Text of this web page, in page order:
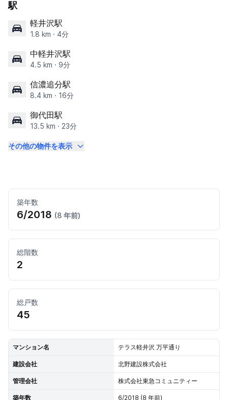
駅
軽井沢駅
1.8 km · 4分
中軽井沢駅
4.5 km · 9分
信濃追分駅
8.4 km · 16分
御代田駅
13.5 km · 23分
その他の物件を表示
築年数
6/2018 (8 年前)
総階数
2
総戸数
45
マンション名 テラス軽井沢 万平通り
建設会社 北野建設株式会社
管理会社 株式会社東急コミュニティー
築年数 6/2018 (8 年前)